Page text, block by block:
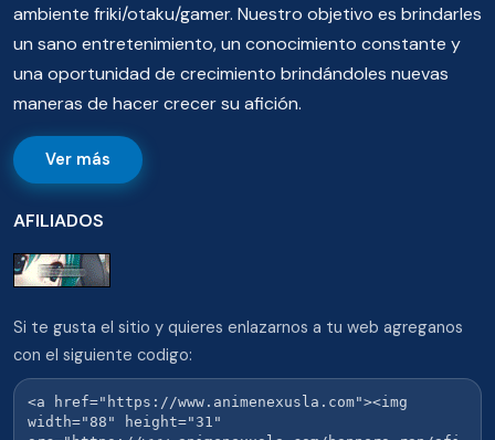
ambiente friki/otaku/gamer. Nuestro objetivo es brindarles
un sano entretenimiento, un conocimiento constante y
una oportunidad de crecimiento brindándoles nuevas
maneras de hacer crecer su afición.
Ver más
AFILIADOS
Si te gusta el sitio y quieres enlazarnos a tu web agreganos
con el siguiente codigo: